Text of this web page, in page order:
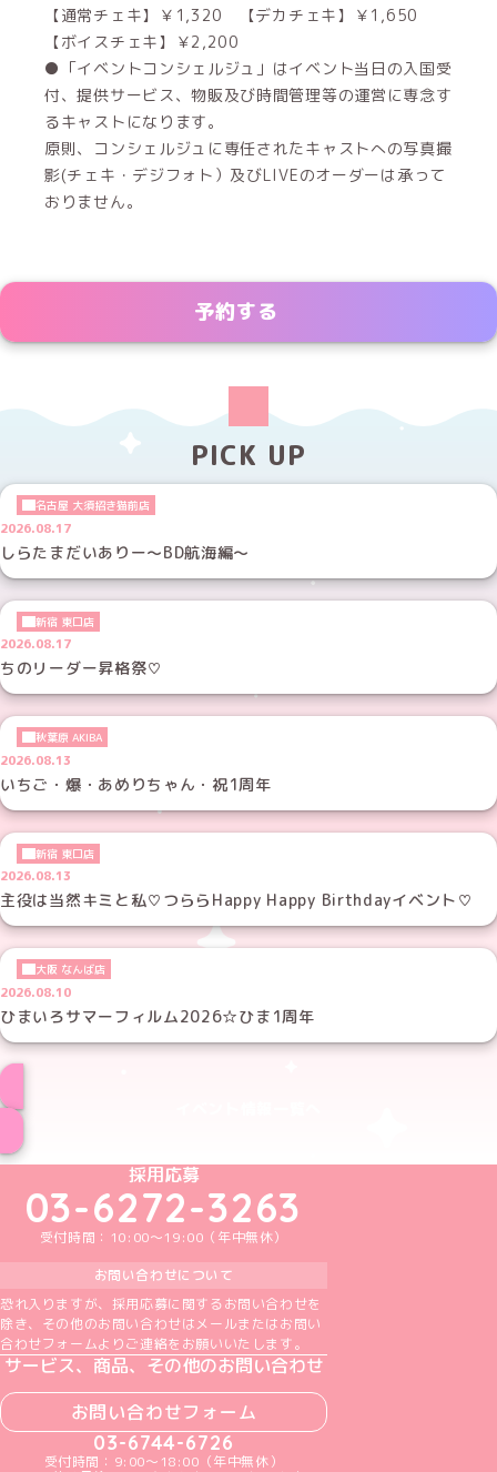
【通常チェキ】￥1,320 【デカチェキ】￥1,650
【ボイスチェキ】￥2,200
●「イベントコンシェルジュ」はイベント当日の入国受
付、提供サービス、物販及び時間管理等の運営に専念す
るキャストになります。
原則、コンシェルジュに専任されたキャストへの写真撮
影(チェキ・デジフォト）及びLIVEのオーダーは承って
おりません。
予約する
PICK UP
名古屋 大須招き猫前店
2026.08.17
しらたまだいありー～BD航海編～
新宿 東口店
2026.08.17
ちのリーダー昇格祭♡
秋葉原 AKIBA
2026.08.13
いちご・爆・あめりちゃん・祝1周年
新宿 東口店
2026.08.13
主役は当然キミと私♡つららHappy Happy Birthdayイベント♡
大阪 なんば店
2026.08.10
ひまいろサマーフィルム2026☆ひま1周年
めいどりーみんTikTok公式アカウント
めいどりーみんX公式アカウント
めいどりーみんInstagram公式アカウント
めいどりーみんFacebook公式アカウン
めいどりーみんYouTube公式アカ
採用応募
03-6272-3263
受付時間：10:00～19:00（年中無休）
お問い合わせについて
恐れ入りますが、採用応募に関するお問い合わせを
除き、その他のお問い合わせはメールまたはお問い
合わせフォームよりご連絡をお願いいたします。
サービス、商品、その他のお問い合わせ
お問い合わせフォーム
03-6744-6726
受付時間：9:00～18:00（年中無休）